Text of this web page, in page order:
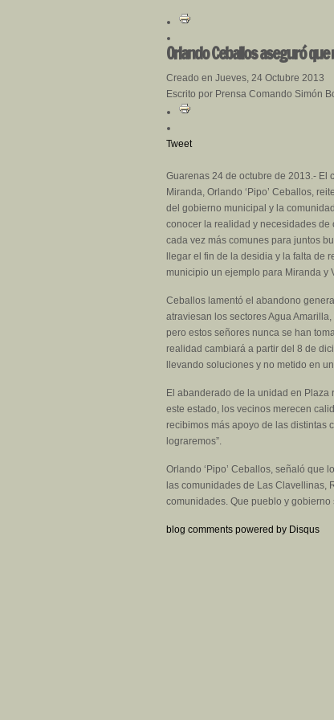
Orlando Ceballos aseguró
Creado en Jueves, 24 Octubre 2013
Escrito por Prensa Comando Simón
Tweet
Guarenas 24 de octubre de 2013.-
Miranda, Orlando ‘Pipo’ Ceballos,
del gobierno municipal y la
conocer la realidad y necesidades
cada vez más comunes para juntos
llegar el fin de la desidia y la falta de
municipio un ejemplo para Miranda y
Ceballos lamentó el abandono
atraviesan los sectores Agua
pero estos señores nunca se han
realidad cambiará a partir del 8 de
llevando soluciones y no metido en
El abanderado de la unidad en
este estado, los vecinos merecen
recibimos más apoyo de las distintas
lograremos”.
Orlando ‘Pipo’ Ceballos, señaló que
las comunidades de Las Clavellinas,
comunidades. Que pueblo y
blog comments powered by Disqus